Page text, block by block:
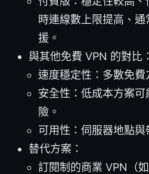
時連線數上限提高、
援。
與其他免費 VPN 的對比：
速度穩定性：多數免費
安全性：低成本方案
險。
可用性：伺服器地點與
替代方案：
訂閱制的商業 VPN（